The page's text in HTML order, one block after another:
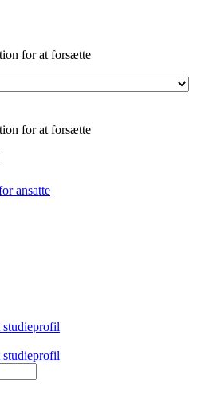
for at forsætte
for at forsætte
ansatte
studieprofil
studieprofil